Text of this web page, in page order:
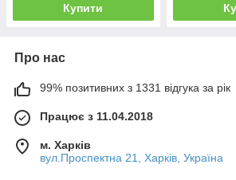
Купити
Про нас
99% позитивних з 1331 відгука за рік
Працює з 11.04.2018
м. Харків
вул.Проспектна 21, Харків, Україна